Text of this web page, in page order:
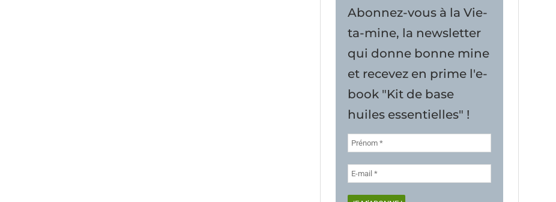
Abonnez-vous à la Vie-
ta-mine, la newsletter
qui donne bonne mine
et recevez en prime l'e-
book "Kit de base
huiles essentielles" !